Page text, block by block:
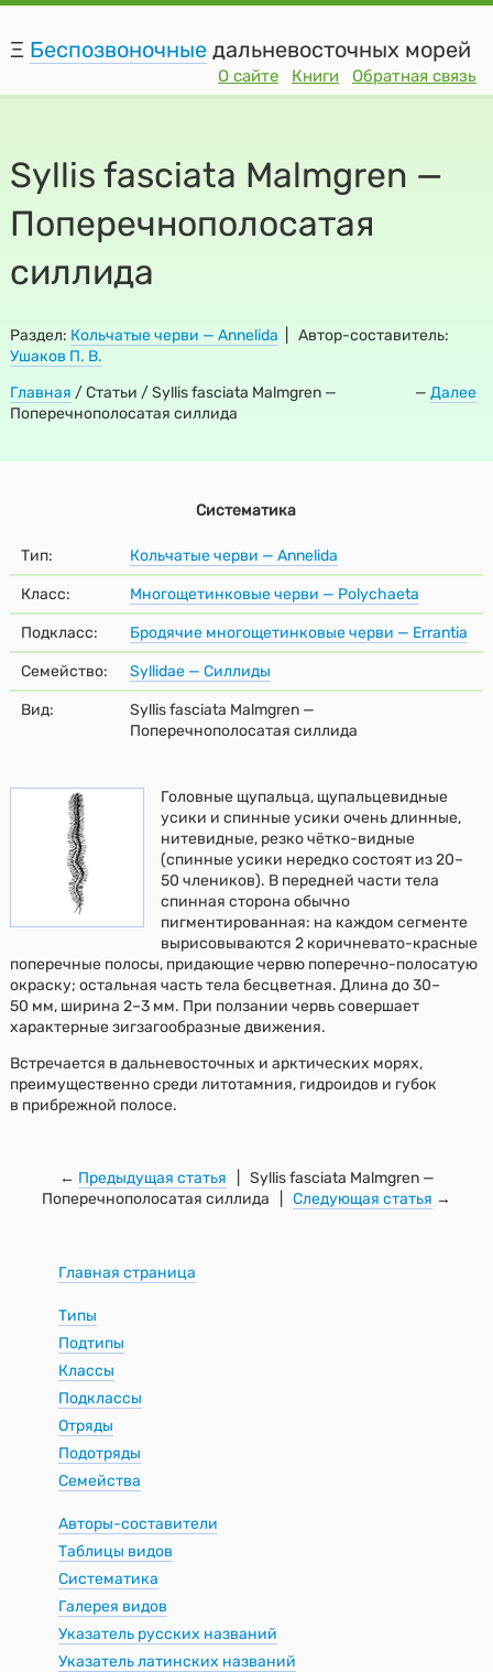
Ξ Беспозвоночныедальневосточных морей
О сайте Книги Обратная связь
Syllis fasciata Malmgren —
Поперечнополосатая
силлида
Раздел: Кольчатые черви — Annelida | Автор-составитель:
Ушаков П. В.
Главная / —Далее
Статьи / Syllis fasciata Malmgren —
Поперечнополосатая силлида
Систематика
Тип: Кольчатые черви — Annelida
Класс: Многощетинковые черви — Polychaeta
Подкласс: Бродячие многощетинковые черви — Errantia
Семейство: Syllidae — Силлиды
Вид:
Syllis fasciata Malmgren —
Поперечнополосатая силлида
Головные щупальца, щупальцевидные
усики и спинные усики очень длинные,
нитевидные, резко чётко-видные
(спинные усики нередко состоят из 20–
50 члеников). В передней части тела
спинная сторона обычно
пигментированная: на каждом сегменте
вырисовываются 2 коричневато-красные
поперечные полосы, придающие червю поперечно-полосатую
окраску; остальная часть тела бесцветная. Длина до 30–
50 мм, ширина 2–3 мм. При ползании червь совершает
характерные зигзагообразные движения.
Встречается в дальневосточных и арктических морях,
преимущественно среди литотамния, гидроидов и губок
в прибрежной полосе.
← Предыдущая статья | Syllis fasciata Malmgren —
Поперечнополосатая силлида |Следующая статья →
Главная страница
Типы
Подтипы
Классы
Подклассы
Отряды
Подотряды
Семейства
Авторы-составители
Таблицы видов
Систематика
Галерея видов
Указатель русских названий
Указатель латинских названий